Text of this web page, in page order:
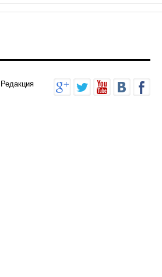
Редакция